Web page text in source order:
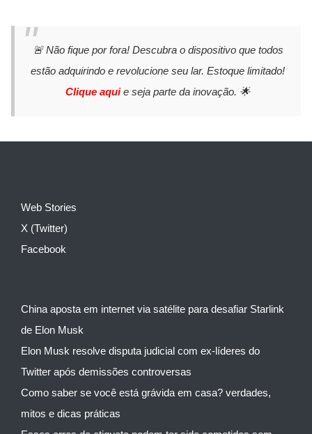
🚨 Não fique por fora! Descubra o dispositivo que todos
estão adquirindo e revolucione seu lar. Estoque limitado!
Clique aquie seja parte da inovação. 🌟
Web Stories
X (Twitter)
Facebook
China aposta em internet via satélite para desafiar Starlink
de Elon Musk
Elon Musk resolve disputa judicial com ex-líderes do
Twitter após demissões controversas
Como saber se você está grávida em casa? verdades,
mitos e dicas práticas